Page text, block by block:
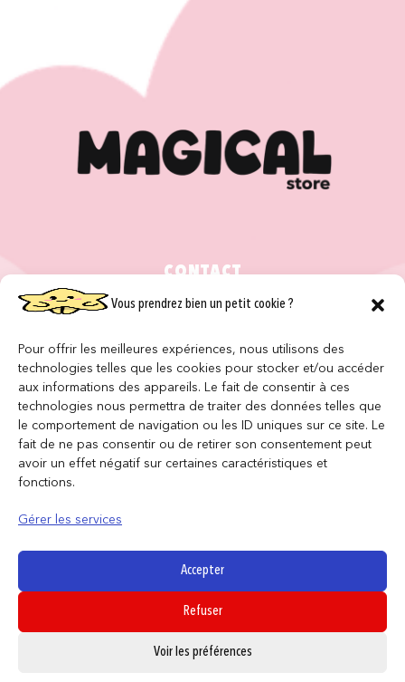
Vous prendrez bien un petit cookie ?
Pour offrir les meilleures expériences, nous utilisons des
technologies telles que les cookies pour stocker et/ou accéder
aux informations des appareils. Le fait de consentir à ces
technologies nous permettra de traiter des données telles que
le comportement de navigation ou les ID uniques sur ce site. Le
fait de ne pas consentir ou de retirer son consentement peut
avoir un effet négatif sur certaines caractéristiques et
fonctions.
Gérer les services
Accepter
Refuser
Voir les préférences
CONTACT
NOS MAGASINS
QUI SOMMES NOUS ?
NOUS REJOINDRE
F.A.Q
Politique de confidentialité
Politique de cookies
Mentions légales
SUIVEZ NOUS